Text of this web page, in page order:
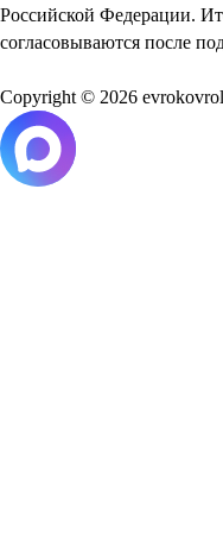
Российской Федерации.
согласовываются после
Copyright © 2026